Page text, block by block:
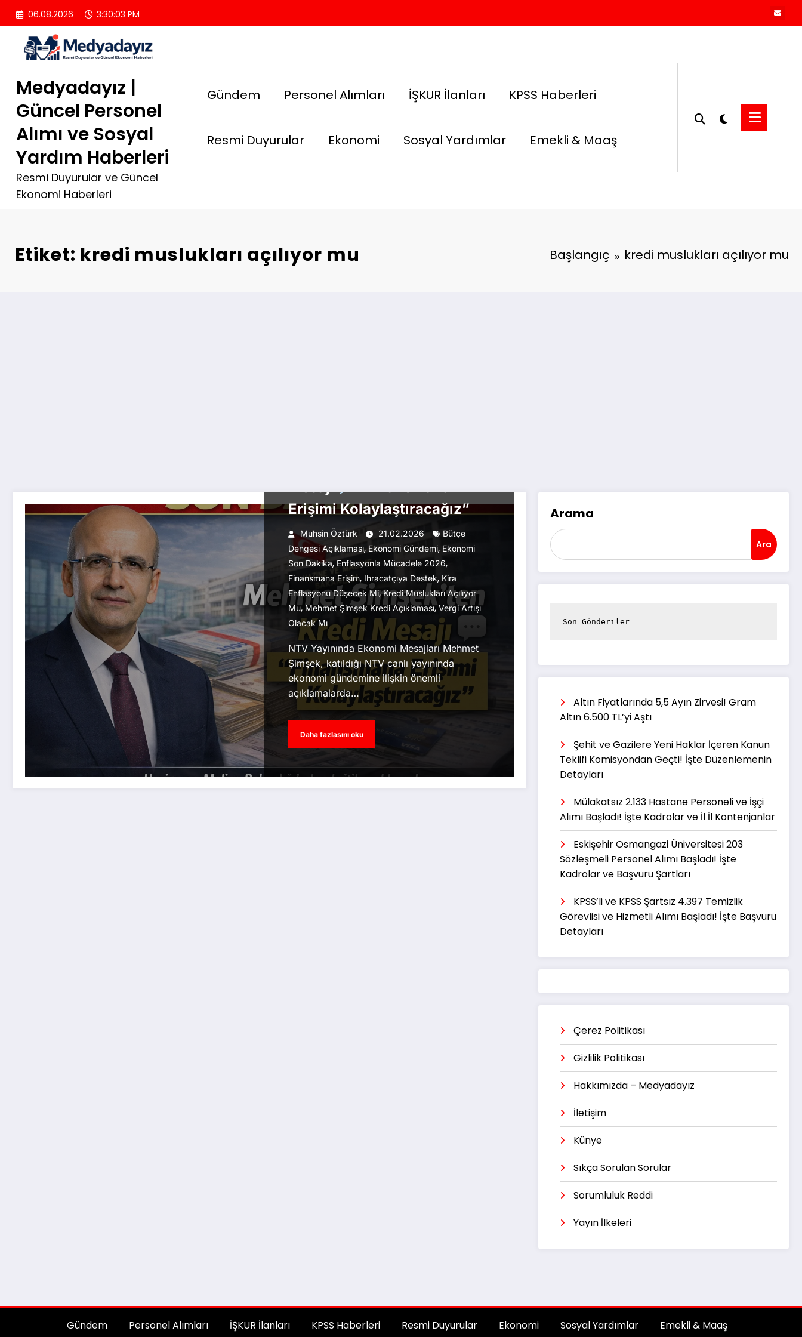
İçeriğe
atla
06.08.2026 3:30:03 PM
Medyadayız |
Güncel Personel
Alımı ve Sosyal
Yardım Haberleri
Resmi Duyurular ve Güncel
Ekonomi Haberleri
Gündem Personel Alımları İŞKUR İlanları KPSS Haberleri
Resmi Duyurular Ekonomi Sosyal Yardımlar Emekli & Maaş
Etiket: kredi muslukları açılıyor mu Başlangıç kredi muslukları açılıyor mu
Mesajı
“Finansmana
Erişimi Kolaylaştıracağız”
Muhsin Öztürk 21.02.2026
Bütçe
Dengesi Açıklaması, Ekonomi Gündemi, Ekonomi
Son Dakika,Enflasyonla Mücadele 2026,
Finansmana Erişim, Ihracatçıya Destek, Kira
Enflasyonu Düşecek Mi,Kredi Muslukları Açılıyor
Mu, Mehmet Şimşek Kredi Açıklaması,Vergi Artışı
Olacak Mı
NTV Yayınında Ekonomi Mesajları Mehmet
Şimşek, katıldığı NTV canlı yayınında
ekonomi gündemine ilişkin önemli
açıklamalarda…
Daha fazlasını oku
Arama
Ara
Son Gönderiler
Altın Fiyatlarında 5,5 Ayın Zirvesi! Gram
Altın 6.500 TL’yi Aştı
Şehit ve Gazilere Yeni Haklar İçeren Kanun
Teklifi Komisyondan Geçti! İşte Düzenlemenin
Detayları
Mülakatsız 2.133 Hastane Personeli ve İşçi
Alımı Başladı! İşte Kadrolar ve İl İl Kontenjanlar
Eskişehir Osmangazi Üniversitesi 203
Sözleşmeli Personel Alımı Başladı! İşte
Kadrolar ve Başvuru Şartları
KPSS’li ve KPSS Şartsız 4.397 Temizlik
Görevlisi ve Hizmetli Alımı Başladı! İşte Başvuru
Detayları
Çerez Politikası
Gizlilik Politikası
Hakkımızda – Medyadayız
İletişim
Künye
Sıkça Sorulan Sorular
Sorumluluk Reddi
Yayın İlkeleri
Gündem Personel Alımları İŞKUR İlanları KPSS Haberleri Resmi Duyurular Ekonomi Sosyal Yardımlar Emekli & Maaş